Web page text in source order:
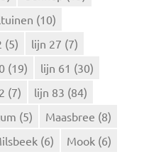
(10)
(5) lijn 27 (7)
(19) lijn 61 (30)
(7) lijn 83 (84)
(5) Maasbree (8)
(6) Mook (6)